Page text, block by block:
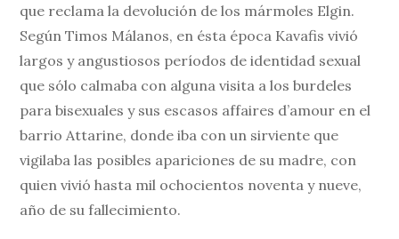
que reclama la devolución de los mármoles Elgin.
Según Timos Málanos, en ésta época Kavafis vivió
largos y angustiosos períodos de identidad sexual
que sólo calmaba con alguna visita a los burdeles
para bisexuales y sus escasos affaires d’amour en el
barrio Attarine, donde iba con un sirviente que
vigilaba las posibles apariciones de su madre, con
quien vivió hasta mil ochocientos noventa y nueve,
año de su fallecimiento.